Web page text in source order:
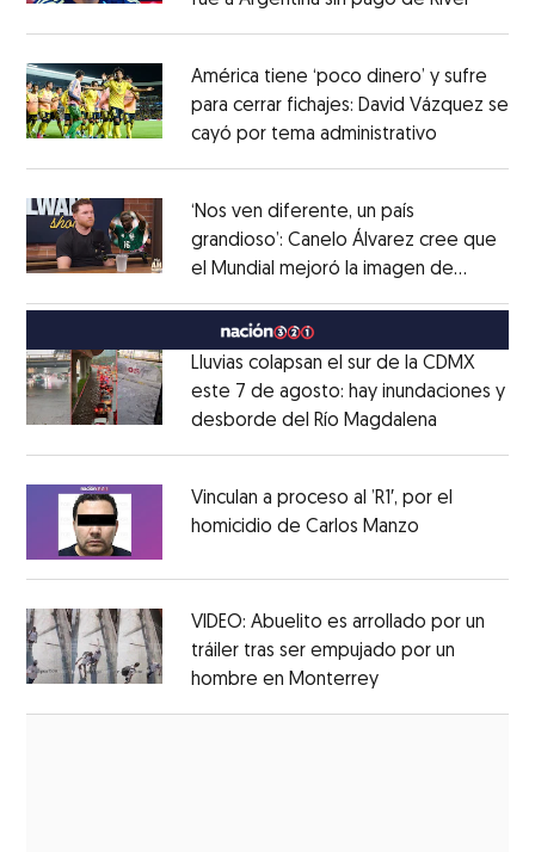
América tiene ‘poco dinero’ y sufre
para cerrar fichajes: David Vázquez se
cayó por tema administrativo
‘Nos ven diferente, un país
grandioso’: Canelo Álvarez cree que
el Mundial mejoró la imagen de
Lluvias colapsan el sur de la CDMX
este 7 de agosto: hay inundaciones y
desborde del Río Magdalena
Vinculan a proceso al ’R1′, por el
homicidio de Carlos Manzo
VIDEO: Abuelito es arrollado por un
tráiler tras ser empujado por un
hombre en MonterreyOpens in new